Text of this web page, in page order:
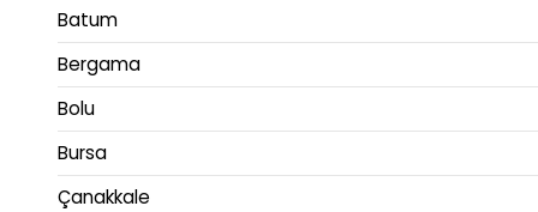
Batum
Bergama
Bolu
Bursa
Çanakkale